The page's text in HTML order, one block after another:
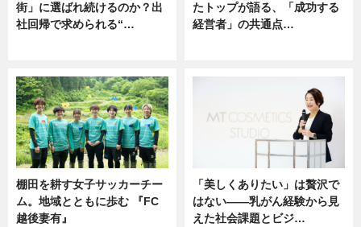
街」に選ばれ続けるのか？出
社回帰で求められる“…
たトップが語る、「成功する
経営者」の共通点…
棚田を耕す女子サッカーチー
ム。地域とともに歩む 『FC
越後妻有』
「美しくありたい」は贅沢で
はない――乳がん経験から見
えた社会課題とビジ…